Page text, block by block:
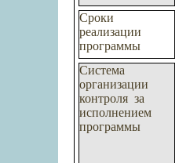
Сроки
реализации
программы
Система
организации
контроля за
исполнением
программы